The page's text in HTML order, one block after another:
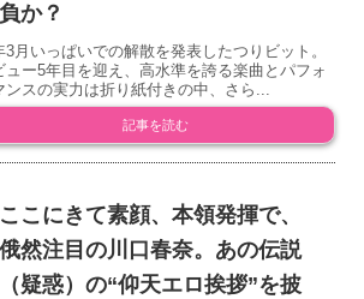
負か？
3月いっぱいでの解散を発表したつりビット。
ュー5年目を迎え、高水準を誇る楽曲とパフォ
ンスの実力は折り紙付きの中、さら...
記事を読む
ここにきて素顔、本領発揮で、
俄然注目の川口春奈。あの伝説
（疑惑）の“仰天エロ挨拶”を披